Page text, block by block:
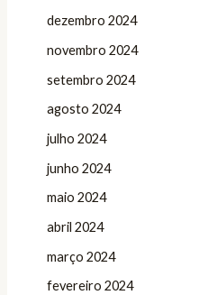
dezembro 2024
novembro 2024
setembro 2024
agosto 2024
julho 2024
junho 2024
maio 2024
abril 2024
março 2024
fevereiro 2024